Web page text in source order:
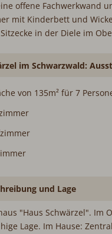
Wickeltisch. Gemütliche
Lage. Im Hause:
300 m,